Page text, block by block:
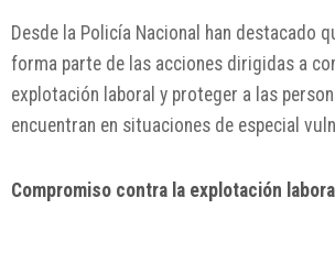
Desde la Policía Nacional han destacado
forma parte de las acciones dirigidas a
explotación laboral y proteger a las
encuentran en situaciones de especial
Compromiso contra la explotación laboral